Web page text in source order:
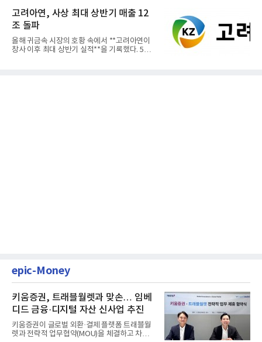
고려아연, 사상 최대 상반기 매출 12
조 돌파
올해 귀금속 시장의 호황 속에서 **고려아연이
창사 이후 최대 상반기 실적**을 기록했다. 5일
epic-Money
키움증권, 트래블월렛과 맞손… 임베
디드 금융·디지털 자산 신사업 추진
키움증권이 글로벌 외환·결제 플랫폼 트래블월
렛과 전략적 업무협약(MOU)을 체결하고 차세